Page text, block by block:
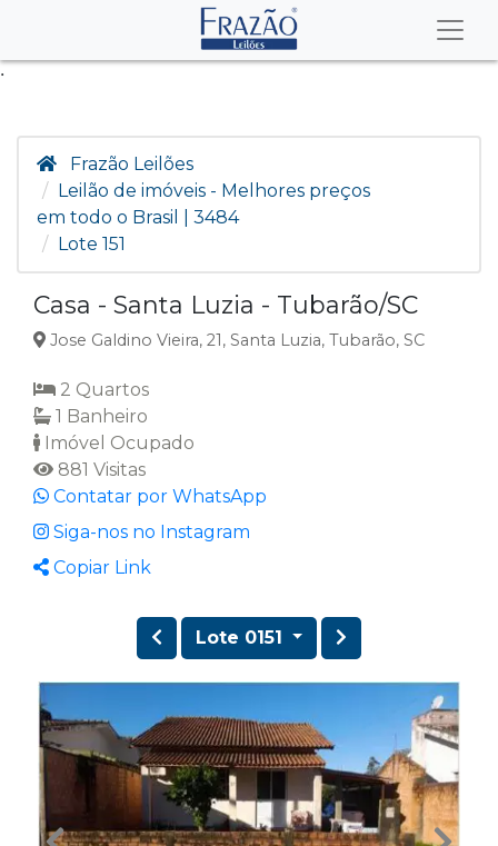
.
Frazão Leilões
Leilão de imóveis - Melhores preços
em todo o Brasil | 3484
Lote 151
Casa - Santa Luzia - Tubarão/SC
Jose Galdino Vieira, 21, Santa Luzia, Tubarão, SC
2 Quartos
1 Banheiro
Imóvel Ocupado
881 Visitas
Contatar por WhatsApp
Siga-nos no Instagram
Copiar Link
Lote 0151